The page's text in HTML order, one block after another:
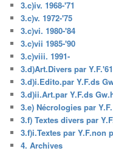
3.c)iv. 1968-'71
3.c)v. 1972-'75
3.c)vi. 1980-'84
3.c)vii 1985-'90
3.c)viii. 1991-
3.d)Art.Divers par
3.d)i.Edito.par Y.F.ds
3.d)ii.Art.par Y.F.ds
3.e) Nécrologies par Y.F.
3.f) Textes divers par
3.f)i.Textes par Y.F.non
4. Archives